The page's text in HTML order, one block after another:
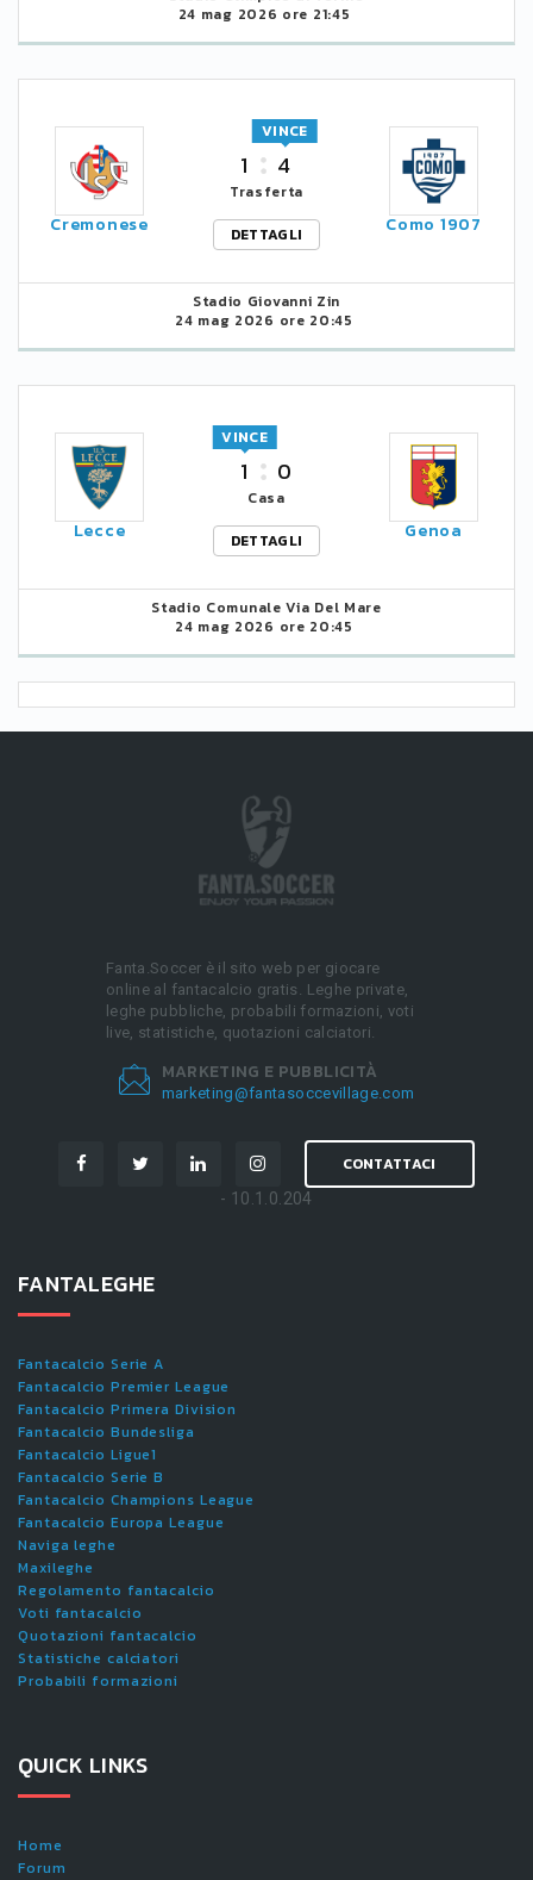
24 mag 2026 ore 21:45
Cremonese
1 4
VINCE
Trasferta
DETTAGLI
Como 1907
Stadio Giovanni Zin
24 mag 2026 ore 20:45
Lecce
1
VINCE
0
Casa
DETTAGLI
Genoa
Stadio Comunale Via Del Mare
24 mag 2026 ore 20:45
Fanta.Soccer è il sito web per giocare
online al fantacalcio gratis. Leghe private,
leghe pubbliche, probabili formazioni, voti
live, statistiche, quotazioni calciatori.
MARKETING E PUBBLICITÀ
marketing@fantasoccevillage.com
CONTATTACI
- 10.1.0.204
FANTALEGHE
Fantacalcio Serie A
Fantacalcio Premier League
Fantacalcio Primera Division
Fantacalcio Bundesliga
Fantacalcio Ligue1
Fantacalcio Serie B
Fantacalcio Champions League
Fantacalcio Europa League
Naviga leghe
Maxileghe
Regolamento fantacalcio
Voti fantacalcio
Quotazioni fantacalcio
Statistiche calciatori
Probabili formazioni
QUICK LINKS
Home
Forum